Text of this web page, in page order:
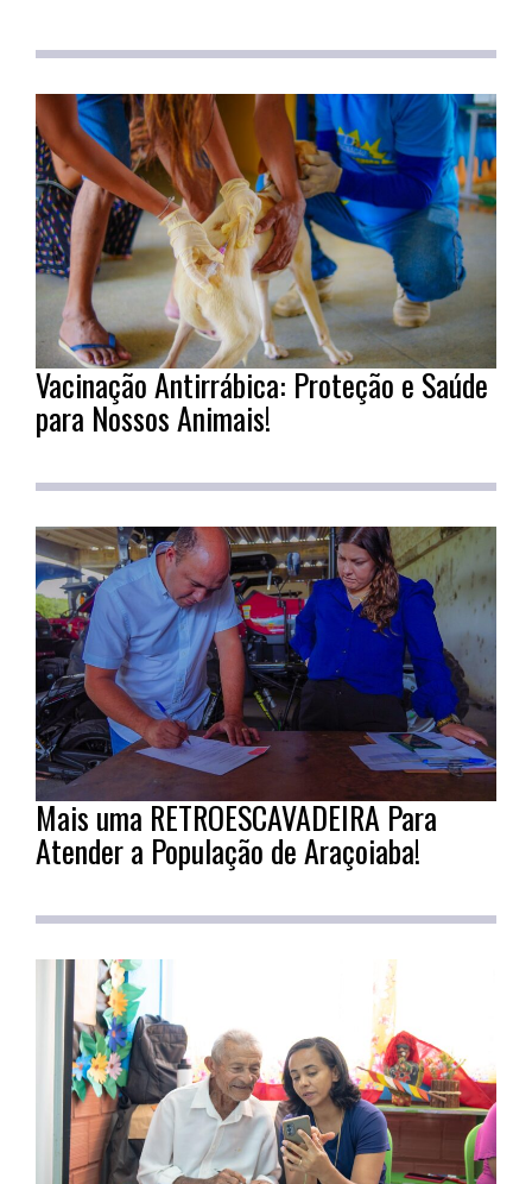
Vacinação Antirrábica: Proteção e Saúde
para Nossos Animais!
Mais uma RETROESCAVADEIRA Para
Atender a População de Araçoiaba!